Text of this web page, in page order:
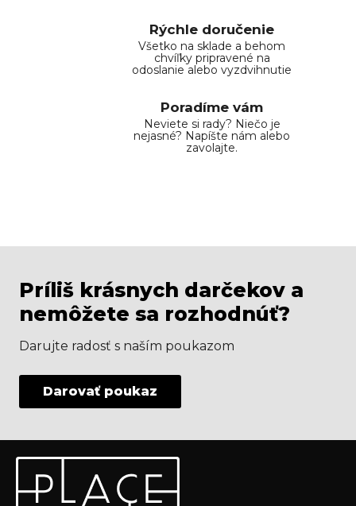
Rýchle doručenie
Všetko na sklade a behom
chvíľky pripravené na
odoslanie alebo vyzdvihnutie
Poradíme vám
Neviete si rady? Niečo je
nejasné? Napíšte nám alebo
zavolajte.
Príliš krásnych darčekov a
nemôžete sa rozhodnúť?
Darujte radosť s naším poukazom
Darovať poukaz
Odoberať newsletter
Vložte svoj e-mail a my Vám budeme zasielať informácie